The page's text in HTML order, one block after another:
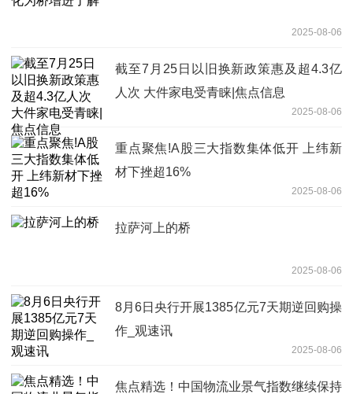
2025-08-06
截至7月25日以旧换新政策惠及超4.3亿
人次 大件家电受青睐|焦点信息
2025-08-06
重点聚焦!A股三大指数集体低开 上纬新
材下挫超16%
2025-08-06
拉萨河上的桥
2025-08-06
8月6日央行开展1385亿元7天期逆回购操
作_观速讯
2025-08-06
焦点精选！中国物流业景气指数继续保持